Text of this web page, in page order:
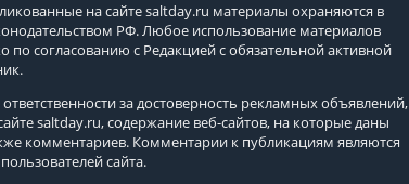
на сайтеsaltday.ru материалы охраняются в
РФ. Любое использование материалов
по согласованию с Редакцией с обязательной активной
ответственности за достоверность рекламных объявлений,
saltday.ru, содержание веб-сайтов, на которые даны
комментариев. Комментарии к публикациям являются
сайта.